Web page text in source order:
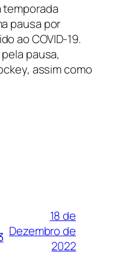
temporada
pausa por
ao COVID-19.
pausa,
assim como
18 de
Dezembro de
2022